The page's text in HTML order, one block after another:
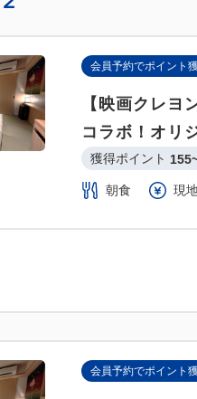
会員予約でポイント
【映画クレヨ
コラボ！オリ
獲得ポイント
朝食 現
会員予約でポイント